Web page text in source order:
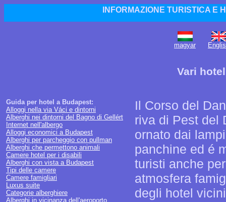
INFORMAZIONE TURISTICA E
magyar
Vari
Guida per hotel a Budapest:
Alloggi nella via Váci e dintorni
Alberghi nei dintorni del Bagno di Gellért
Internet nell'albergo
Alloggi economici a Budapest
Alberghi per parcheggio con pullman
Alberghi che permettono animali
Camere hotel per i disabili
Alberghi con vista a Budapest
Tipi delle camere
Camere famigliari
Luxus suite
Categorie alberghiere
Alberghi in vicinanza dell'aeroporto
Il Corso del
riva di Pest del
ornato dai
panchine ed é
turisti anche
atmosfera
degli hotel